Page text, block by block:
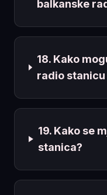
balkanske
18. Kako
radio stanicu
19. Kako se
stanica?